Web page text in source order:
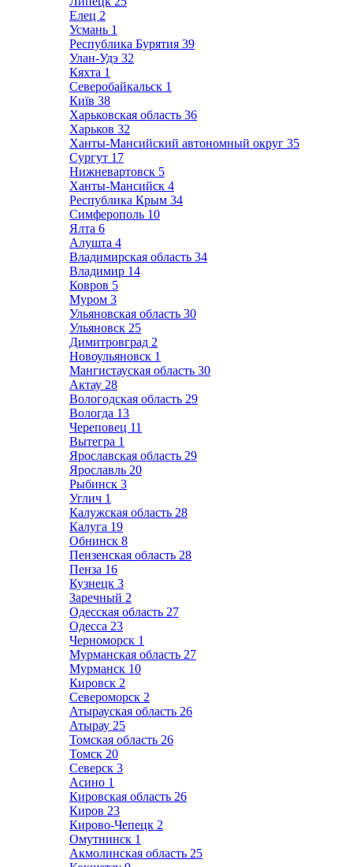
Елец 2
Усмань 1
Республика Бурятия 39
Улан-Удэ 32
Кяхта 1
Северобайкальск 1
Київ 38
Харьковская область 36
Харьков 32
Ханты-Мансийский автономный округ 35
Сургут 17
Нижневартовск 5
Ханты-Мансийск 4
Республика Крым 34
Симферополь 10
Ялта 6
Алушта 4
Владимирская область 34
Владимир 14
Ковров 5
Муром 3
Ульяновская область 30
Ульяновск 25
Димитровград 2
Новоульяновск 1
Мангистауская область 30
Актау 28
Вологодская область 29
Вологда 13
Череповец 11
Вытегра 1
Ярославская область 29
Ярославль 20
Рыбинск 3
Углич 1
Калужская область 28
Калуга 19
Обнинск 8
Пензенская область 28
Пенза 16
Кузнецк 3
Заречный 2
Одесская область 27
Одесса 23
Черноморск 1
Мурманская область 27
Мурманск 10
Кировск 2
Североморск 2
Атырауская область 26
Атырау 25
Томская область 26
Томск 20
Северск 3
Асино 1
Кировская область 26
Киров 23
Кирово-Чепецк 2
Омутнинск 1
Акмолинская область 25